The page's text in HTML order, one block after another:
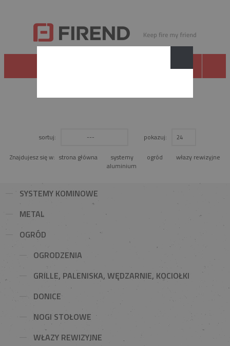
sortuj: --- pokazuj: 24
Znajdujesz się w: strona główna systemy ogród
włazy rewizyjne
aluminium
SYSTEMY KOMINOWE
METAL
OGRÓD
OGRODZENIA
GRILLE, PALENISKA, WĘDZARNIE, KOCIOŁKI
DONICE
NOGI STOŁOWE
WŁAZY REWIZYJNE